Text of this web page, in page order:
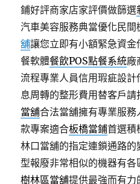
鋪好評商家店家評價做篩選
汽車美容服務典當優化民
舖讓您立即有小額緊急資
餐軟體餐飲POS點餐系統廠
流程專業人員信用瑕疵設計
息周轉的整形費用替客戶
當舖合法當舖擁有專業服
款專案適合板橋當鋪首選積
林口當舖的指定連鎖通路的
型報廢非常相似的機器有
樹林區當舖提供最強而有